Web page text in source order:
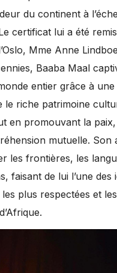
du continent à
certificat lui a été
Mme Anne
Baaba Maal
entier grâce à
le riche patrimoine
en promouvant la paix,
mutuelle. Son
les frontières, les
faisant de lui l’une des
plus respectées et